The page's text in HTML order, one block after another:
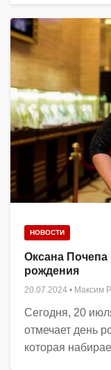
НОВОСТИ
Оксана Почепа
рождения
20.07.2024 • Максим
Сегодня, 20
отмечает день
которая